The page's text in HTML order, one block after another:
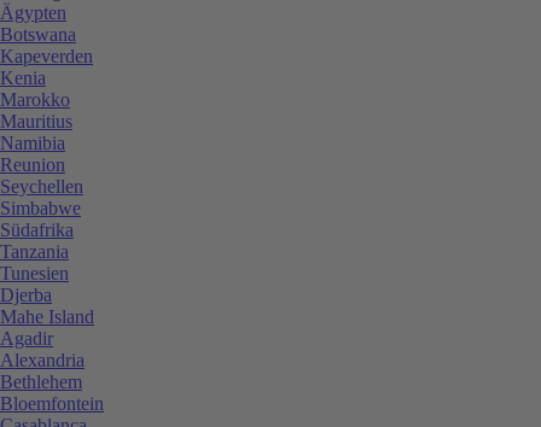
Ägypten
Botswana
Kapeverden
Kenia
Marokko
Mauritius
Namibia
Reunion
Seychellen
Simbabwe
Südafrika
Tanzania
Tunesien
Djerba
Mahe Island
Agadir
Alexandria
Bethlehem
Bloemfontein